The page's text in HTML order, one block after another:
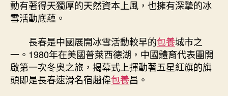
動有著得天獨厚的天然資本上風，也擁有深摯的冰
雪活動底蘊。
長春是中國展開冰雪活動較早的包養城市之
一。1980年在美國普萊西德湖，中國體育代表團開
啟第一次冬奧之旅，揭幕式上揮動著五星紅旗的旗
頭即是長春速滑名宿趙偉包養昌。